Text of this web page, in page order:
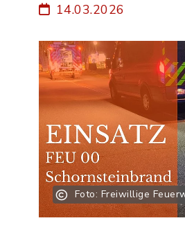
14.03.2026
Foto: Freiwillige